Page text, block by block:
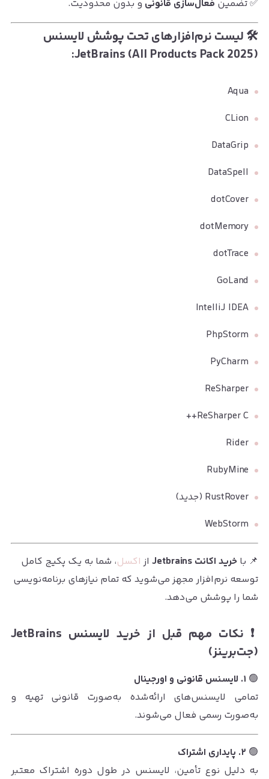
✅ تضمین فعال‌سازی قانونی و بدون محدودیت.
🛠 لیست نرم‌افزارهای تحت پوشش لایسنس
JetBrains (All Products Pack 2025):
Aqua
CLion
DataGrip
DataSpell
dotCover
dotMemory
dotTrace
GoLand
IntelliJ IDEA
PhpStorm
PyCharm
ReSharper
ReSharper C++
Rider
RubyMine
RustRover (جدید)
WebStorm
📌 با خرید اکانت Jetbrains از اکسل، شما به یک پکیج کامل
توسعه نرم‌افزار مجهز می‌شوید که تمام نیازهای برنامه‌نویسی
شما را پوشش می‌دهد.
❗️ نکات مهم قبل از خرید لایسنس JetBrains
(جت‌برینز)
🟢 ۱. لایسنس قانونی و اورجینال
تمامی لایسنس‌های ارائه‌شده به‌صورت قانونی تهیه و
به‌صورت رسمی فعال می‌شوند.
🟢 ۲. پایداری اشتراک
به دلیل نوع تأمین، لایسنس در طول دوره اشتراک معتبر